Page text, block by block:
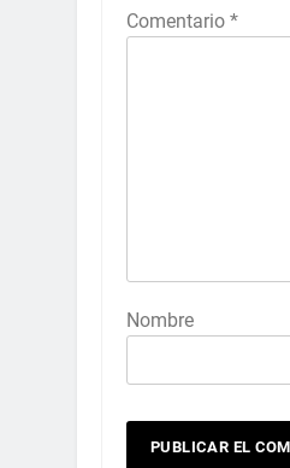
Comentario *
Nombre